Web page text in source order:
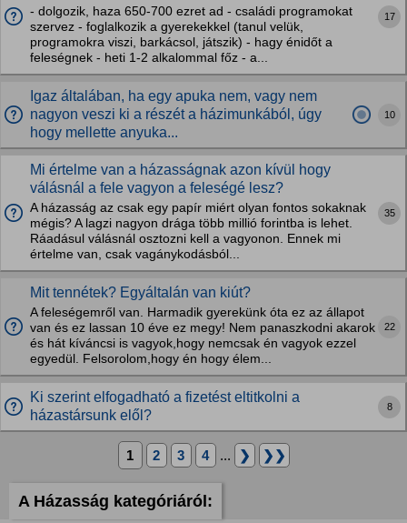
- dolgozik, haza 650-700 ezret ad - családi programokat
szervez - foglalkozik a gyerekekkel (tanul velük,
programokra viszi, barkácsol, játszik) - hagy énidőt a
feleségnek - heti 1-2 alkalommal főz - a...
17
Igaz általában, ha egy apuka nem, vagy nem
nagyon veszi ki a részét a házimunkából, úgy
hogy mellette anyuka...
10
Mi értelme van a házasságnak azon kívül hogy
válásnál a fele vagyon a feleségé lesz?
A házasság az csak egy papír miért olyan fontos sokaknak
mégis? A lagzi nagyon drága több millió forintba is lehet.
Ráadásul válásnál osztozni kell a vagyonon. Ennek mi
értelme van, csak vagánykodásból...
35
Mit tennétek? Egyáltalán van kiút?
A feleségemről van. Harmadik gyerekünk óta ez az állapot
van és ez lassan 10 éve ez megy! Nem panaszkodni akarok
és hát kíváncsi is vagyok,hogy nemcsak én vagyok ezzel
egyedül. Felsorolom,hogy én hogy élem...
22
Ki szerint elfogadható a fizetést eltitkolni a
házastársunk elől?
8
1 2 3 4 ... ❯ ❯❯
A Házasság kategóriáról: